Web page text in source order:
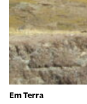
Em Terra